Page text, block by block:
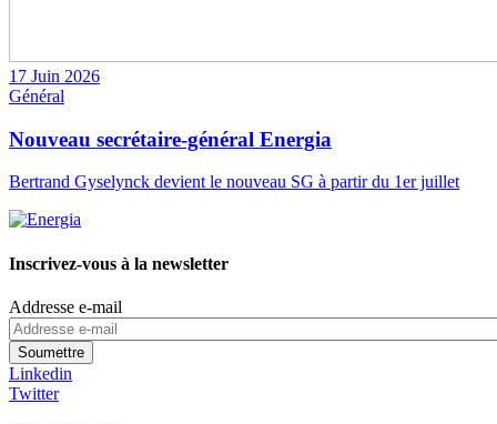
17 Juin 2026
Général
Nouveau secrétaire-général Energia
Bertrand Gyselynck devient le nouveau SG à partir du 1er juillet
Inscrivez-vous à la newsletter
Addresse e-mail
Linkedin
Twitter